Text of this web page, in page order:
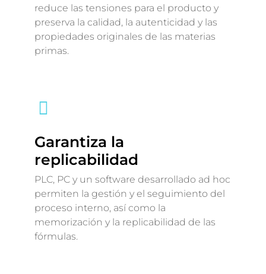
reduce las tensiones para el producto y
preserva la calidad, la autenticidad y las
propiedades originales de las materias
primas.
Garantiza la
replicabilidad
PLC, PC y un software desarrollado ad hoc
permiten la gestión y el seguimiento del
proceso interno, así como la
memorización y la replicabilidad de las
fórmulas.